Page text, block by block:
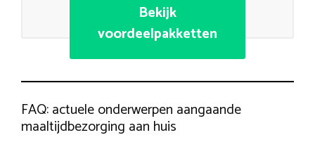
Bekijk
voordeelpakketten
FAQ: actuele onderwerpen aangaande
maaltijdbezorging aan huis